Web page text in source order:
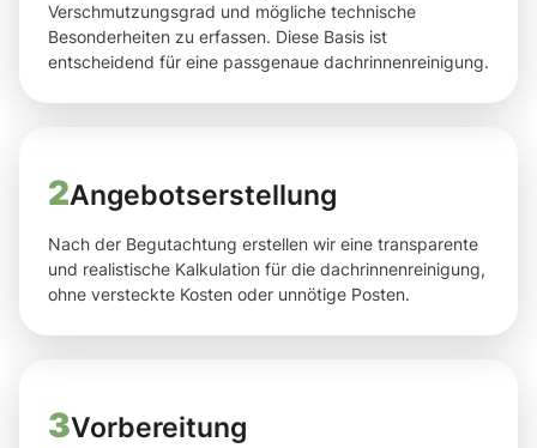
Verschmutzungsgrad und mögliche technische
Besonderheiten zu erfassen. Diese Basis ist
entscheidend für eine passgenaue dachrinnenreinigung.
2Angebotserstellung
Nach der Begutachtung erstellen wir eine transparente
und realistische Kalkulation für die dachrinnenreinigung,
ohne versteckte Kosten oder unnötige Posten.
3Vorbereitung